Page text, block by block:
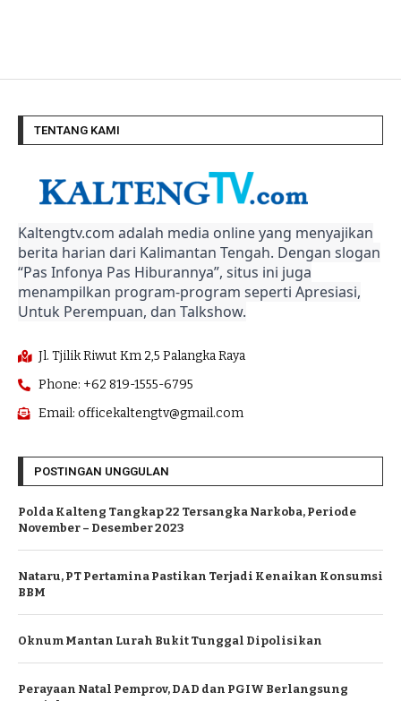
TENTANG KAMI
Kaltengtv.com adalah media online yang menyajikan
berita harian dari Kalimantan Tengah. Dengan slogan
“Pas Infonya Pas Hiburannya”, situs ini juga
menampilkan program-program seperti Apresiasi,
Untuk Perempuan, dan Talkshow.
Jl. Tjilik Riwut Km 2,5 Palangka Raya
Phone: +62 819-1555-6795
Email: officekaltengtv@gmail.com
POSTINGAN UNGGULAN
Polda Kalteng Tangkap 22 Tersangka Narkoba, Periode
November – Desember 2023
Nataru, PT Pertamina Pastikan Terjadi Kenaikan Konsumsi
BBM
Oknum Mantan Lurah Bukit Tunggal Dipolisikan
Perayaan Natal Pemprov, DAD dan PGIW Berlangsung